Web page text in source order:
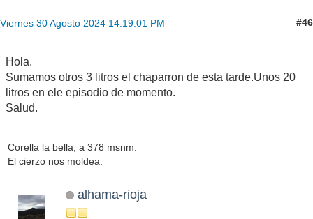
Viernes 30 Agosto 2024 14:19:01 PM #46
Hola.
Sumamos otros 3 litros el chaparron de esta tarde.Unos 20
litros en ele episodio de momento.
Salud.
Corella la bella, a 378 msnm.
El cierzo nos moldea.
alhama-rioja